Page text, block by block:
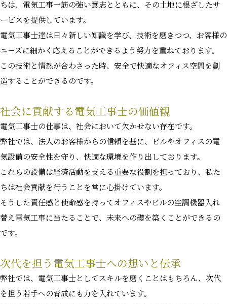
ちは、電気工事一筋の強い意志とともに、その土地に根ざしたサ
ービスを提供しています。
電気工事士達は日々新しい知識を学び、技術を磨きつつ、お客様の
ニーズに細かく応えることができるよう努力を重ねております。
この技術と情熱が合わさった時、安全で快適なオフィス空間を創
造することができるのです。
社会に貢献する電気工事士の価値観
電気工事士の仕事は、社会において欠かせない存在です。
弊社では、法人のお客様からの信頼を基に、ビルやオフィスの電
気設備の安全性を守り、快適な環境を作り出しております。
これらの設備は経済活動を支える重要な役割を担っており、私た
ちは社会貢献を行うことを常に心掛けています。
そうした責任感と使命感を持ってオフィスやビルの空調機器入れ
替え電気工事に当たることで、未来への礎を築くことができるの
です。
次代を担う電気工事士への想いと伝承
弊社では、電気工事士としてスキルを磨くことはもちろん、次代
を担う若手への育成にも力を入れています。